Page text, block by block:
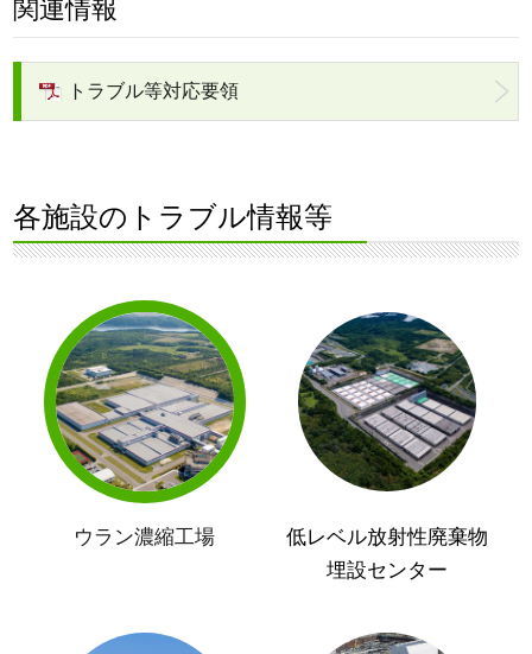
関連情報
トラブル等対応要領
各施設のトラブル情報等
ウラン濃縮工場
低レベル放射性廃棄物
埋設センター